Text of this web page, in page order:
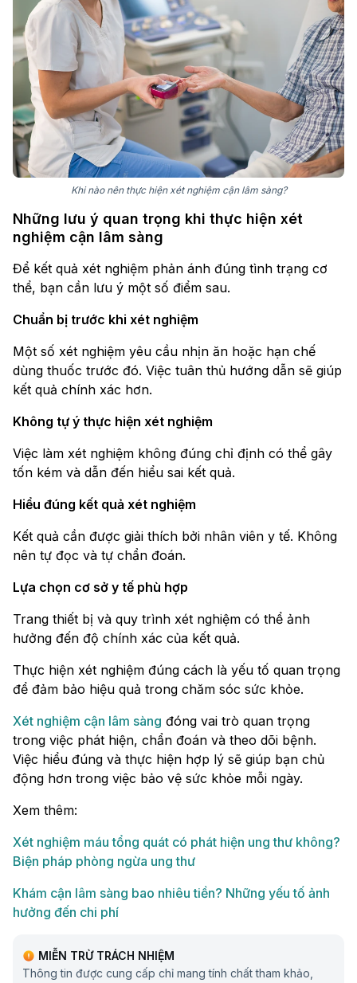
Khi nào nên thực hiện xét nghiệm cận lâm sàng?
Những lưu ý quan trọng khi thực hiện xét
nghiệm cận lâm sàng
Để kết quả xét nghiệm phản ánh đúng tình trạng cơ
thể, bạn cần lưu ý một số điểm sau.
Chuẩn bị trước khi xét nghiệm
Một số xét nghiệm yêu cầu nhịn ăn hoặc hạn chế
dùng thuốc trước đó. Việc tuân thủ hướng dẫn sẽ giúp
kết quả chính xác hơn.
Không tự ý thực hiện xét nghiệm
Việc làm xét nghiệm không đúng chỉ định có thể gây
tốn kém và dẫn đến hiểu sai kết quả.
Hiểu đúng kết quả xét nghiệm
Kết quả cần được giải thích bởi nhân viên y tế. Không
nên tự đọc và tự chẩn đoán.
Lựa chọn cơ sở y tế phù hợp
Trang thiết bị và quy trình xét nghiệm có thể ảnh
hưởng đến độ chính xác của kết quả.
Thực hiện xét nghiệm đúng cách là yếu tố quan trọng
để đảm bảo hiệu quả trong chăm sóc sức khỏe.
Xét nghiệm cận lâm sàng đóng vai trò quan trọng
trong việc phát hiện, chẩn đoán và theo dõi bệnh.
Việc hiểu đúng và thực hiện hợp lý sẽ giúp bạn chủ
động hơn trong việc bảo vệ sức khỏe mỗi ngày.
Xem thêm:
Xét nghiệm máu tổng quát có phát hiện ung thư không?
Biện pháp phòng ngừa ung thư
Khám cận lâm sàng bao nhiêu tiền? Những yếu tố ảnh
hưởng đến chi phí
MIỄN TRỪ TRÁCH NHIỆM
Thông tin được cung cấp chỉ mang tính chất tham khảo,